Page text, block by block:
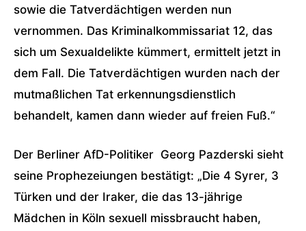
sowie die Tatverdächtigen werden nun
vernommen. Das Kriminalkommissariat 12, das
sich um Sexualdelikte kümmert, ermittelt jetzt in
dem Fall. Die Tatverdächtigen wurden nach der
mutmaßlichen Tat erkennungsdienstlich
behandelt, kamen dann wieder auf freien Fuß.“
Der Berliner AfD-Politiker Georg Pazderski sieht
seine Prophezeiungen bestätigt: „Die 4 Syrer, 3
Türken und der Iraker, die das 13-jährige
Mädchen in Köln sexuell missbraucht haben,